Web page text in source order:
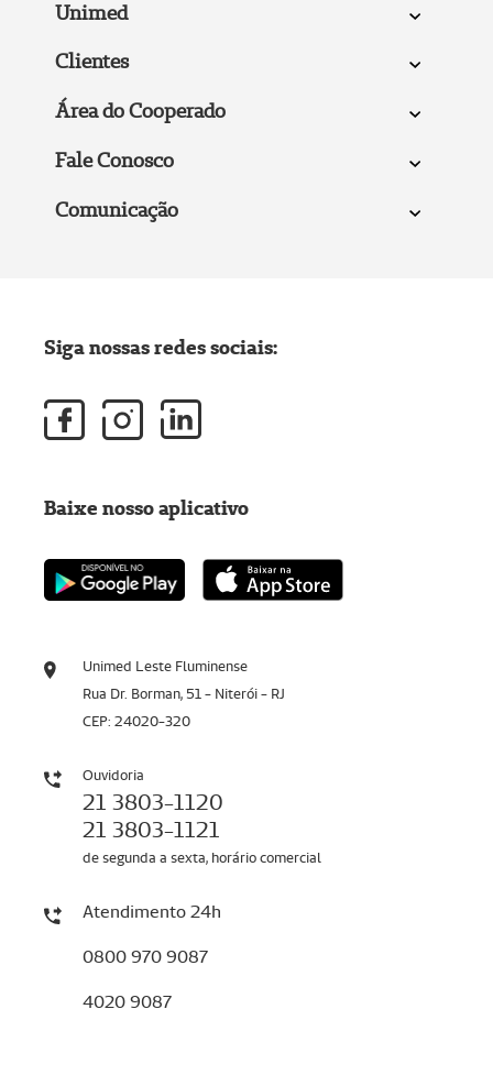
Unimed
Clientes
Área do Cooperado
Fale Conosco
Comunicação
Unimed Leste Fluminense
Rua Dr. Borman, 51 - Niterói - RJ
CEP: 24020-320
Ouvidoria
21 3803-1120
21 3803-1121
de segunda a sexta, horário comercial
Atendimento 24h
0800 970 9087
4020 9087
Siga nossas redes sociais:
Baixe nosso aplicativo